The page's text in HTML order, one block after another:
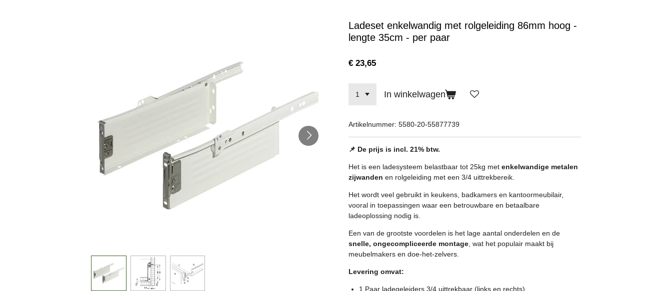
Ladeset enkelwandig met rolgeleiding 86mm hoog -
lengte 35cm - per paar
€ 23,65
In winkelwagen
Artikelnummer: 5580-20-55877739
📌 De prijs is incl. 21% btw.
Het is een ladesysteem belastbaar tot 25kg met enkelwandige metalen
zijwanden en rolgeleiding met een 3/4 uittrekbereik.
Het wordt veel gebruikt in keukens, badkamers en kantoormeubilair,
vooral in toepassingen waar een betrouwbare en betaalbare
ladeoplossing nodig is.
Een van de grootste voordelen is het lage aantal onderdelen en de
snelle, ongecompliceerde montage , wat het populair maakt bij
meubelmakers en doe-het-zelvers.
Levering omvat:
1 Paar ladegeleiders 3/4 uittrekbaar (links en rechts)